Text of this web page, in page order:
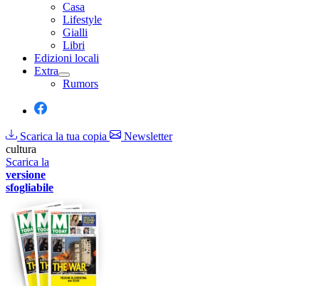
Casa
Lifestyle
Gialli
Libri
Edizioni locali
Extra
Rumors
Scarica la tua copia
Newsletter
cultura
Scarica la
versione
sfogliabile